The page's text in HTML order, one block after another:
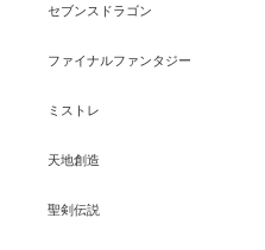
セブンスドラゴン
ファイナルファンタジー
ミストレ
天地創造
聖剣伝説